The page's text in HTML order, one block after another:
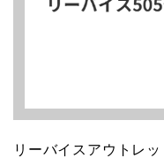
リーバイスアウトレ